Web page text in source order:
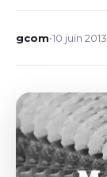
gcom•10 juin 2013